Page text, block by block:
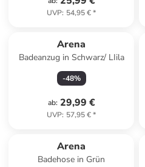
UVP: 54,95 €*
Arena
Badeanzug in Schwarz/ LIila
-48%
ab: 29,99 €
UVP: 57,95 €*
Arena
Badehose in Grün